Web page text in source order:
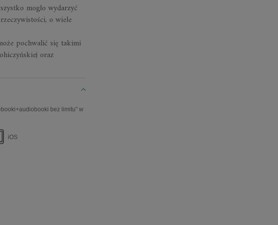
mogło wydarzyć
o wiele
pochwalić się takimi
oraz
bez limitu” w
iOS